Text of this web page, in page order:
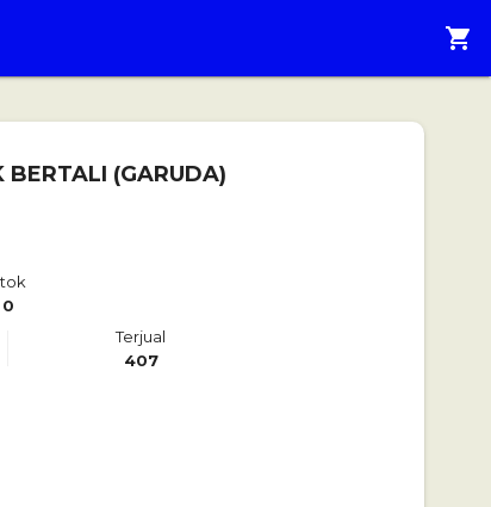
shopping_cart
BERTALI (GARUDA)
0
Terjual
407